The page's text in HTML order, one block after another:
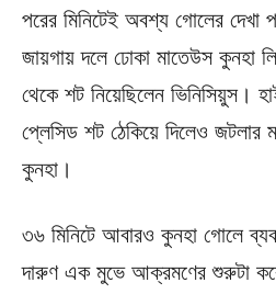
পরের মিনিটেই অবশ্য গোলের দেখা
জায়গায় দলে ঢোকা মাতেউস কুনহা
থেকে শট নিয়েছিলেন ভিনিসিয়ুস।
প্লেসিড শট ঠেকিয়ে দিলেও জটলার
কুনহা।
৩৬ মিনিটে আবারও কুনহা গোলে
দারুণ এক মুভে আক্রমণের শুরুটা